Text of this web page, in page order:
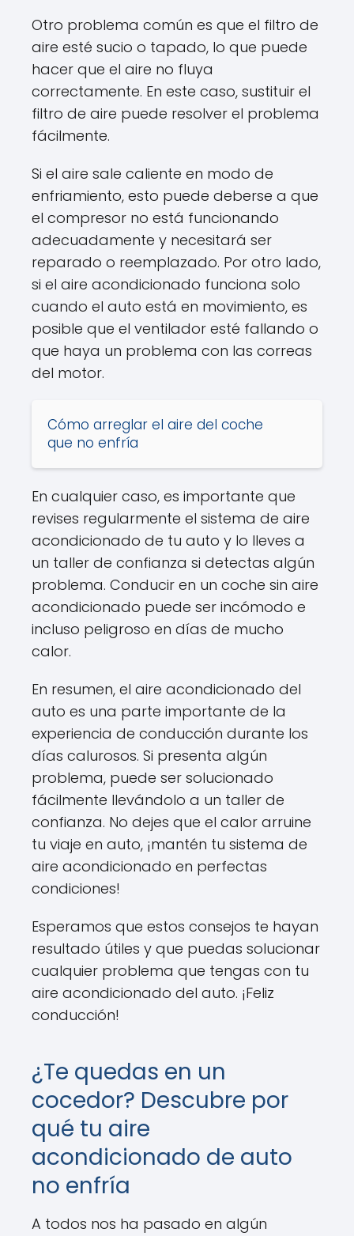
Otro problema común es que el filtro de
aire esté sucio o tapado, lo que puede
hacer que el aire no fluya
correctamente. En este caso, sustituir el
filtro de aire puede resolver el problema
fácilmente.
Si el aire sale caliente en modo de
enfriamiento, esto puede deberse a que
el compresor no está funcionando
adecuadamente y necesitará ser
reparado o reemplazado. Por otro lado,
si el aire acondicionado funciona solo
cuando el auto está en movimiento, es
posible que el ventilador esté fallando o
que haya un problema con las correas
del motor.
Cómo arreglar el aire del coche
que no enfría
En cualquier caso, es importante que
revises regularmente el sistema de aire
acondicionado de tu auto y lo lleves a
un taller de confianza si detectas algún
problema. Conducir en un coche sin aire
acondicionado puede ser incómodo e
incluso peligroso en días de mucho
calor.
En resumen, el aire acondicionado del
auto es una parte importante de la
experiencia de conducción durante los
días calurosos. Si presenta algún
problema, puede ser solucionado
fácilmente llevándolo a un taller de
confianza. No dejes que el calor arruine
tu viaje en auto, ¡mantén tu sistema de
aire acondicionado en perfectas
condiciones!
Esperamos que estos consejos te hayan
resultado útiles y que puedas solucionar
cualquier problema que tengas con tu
aire acondicionado del auto. ¡Feliz
conducción!
¿Te quedas en un
cocedor? Descubre por
qué tu aire
acondicionado de auto
no enfría
A todos nos ha pasado en algún